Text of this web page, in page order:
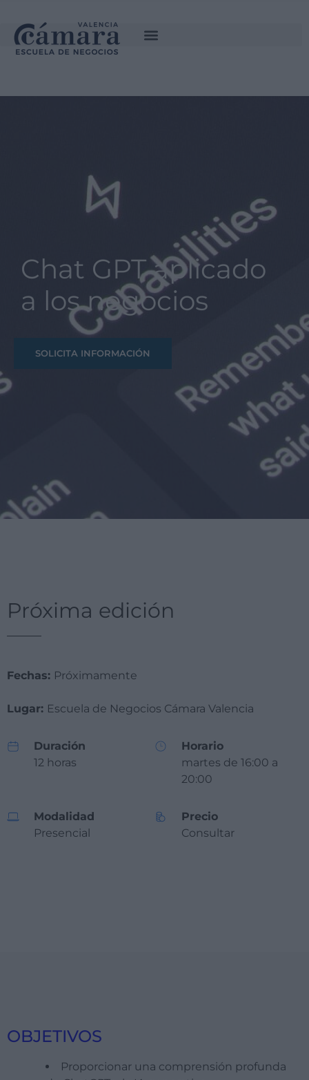
SOLICITA INFORMACIÓN
Chat GPT aplicado
a los negocios
SOLICITA INFORMACIÓN
Próxima edición
Fechas: Próximamente
Lugar: Escuela de Negocios Cámara Valencia
Duración
12 horas
Horario
martes de 16:00 a
20:00
Modalidad
Presencial
Precio
Consultar
OBJETIVOS
Proporcionar una comprensión profunda